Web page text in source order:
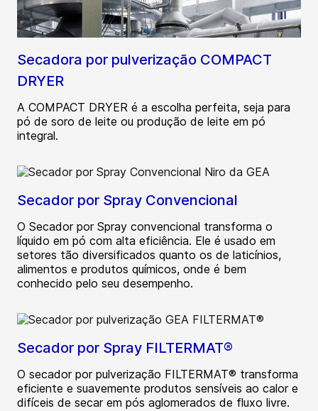
Secadora por pulverização COMPACT
DRYER
A COMPACT DRYER é a escolha perfeita, seja para
pó de soro de leite ou produção de leite em pó
integral.
Secador por Spray Convencional
O Secador por Spray convencional transforma o
líquido em pó com alta eficiência. Ele é usado em
setores tão diversificados quanto os de laticínios,
alimentos e produtos químicos, onde é bem
conhecido pelo seu desempenho.
Secador por Spray FILTERMAT®
O secador por pulverização FILTERMAT® transforma
eficiente e suavemente produtos sensíveis ao calor e
difíceis de secar em pós aglomerados de fluxo livre.